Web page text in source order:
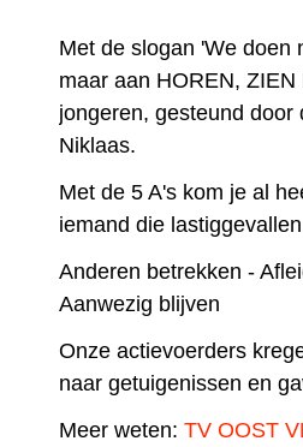
Met de slogan 'We doen
maar aan HOREN,
jongeren, gesteund
Niklaas.
Met de 5 A's kom je al
iemand die
Anderen betrekken -
Aanwezig blijven
Onze actievoerders
naar getuigenissen en
Meer weten:TV OOST